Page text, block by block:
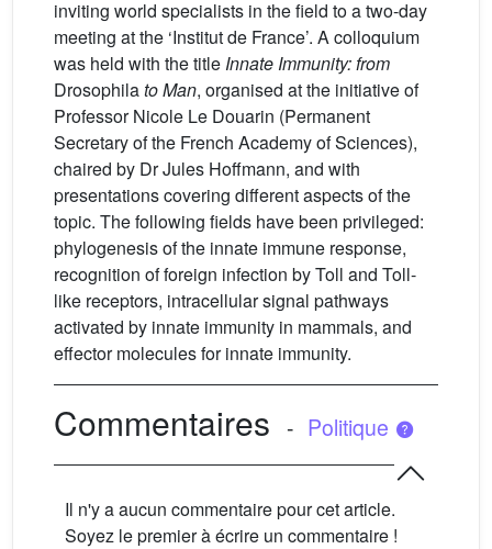
inviting world specialists in the field to a two-day
meeting at the ‘Institut de France’. A colloquium
was held with the title Innate Immunity: from
Drosophilato Man, organised at the initiative of
Professor Nicole Le Douarin (Permanent
Secretary of the French Academy of Sciences),
chaired by Dr Jules Hoffmann, and with
presentations covering different aspects of the
topic. The following fields have been privileged:
phylogenesis of the innate immune response,
recognition of foreign infection by Toll and Toll-
like receptors, intracellular signal pathways
activated by innate immunity in mammals, and
effector molecules for innate immunity.
Commentaires - Politique
Il n'y a aucun commentaire pour cet article.
Soyez le premier à écrire un commentaire !